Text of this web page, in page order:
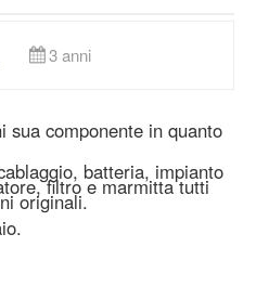
3 anni
sua componente in quanto
batteria, impianto
filtro e marmitta tutti
originali.